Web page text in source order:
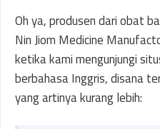
Oh ya, produsen dari obat
Nin Jiom Medicine
ketika kami mengunjungi
berbahasa Inggris, disana
yang artinya kurang lebih: